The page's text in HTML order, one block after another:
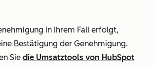
in Ihrem Fall erfolgt,
Bestätigung der Genehmigung.
Sie die Umsatztools von HubSpot